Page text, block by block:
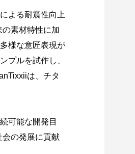
よる耐震性向上
素材特性に加
様な意匠表現が
プルを試作し、
は、チタ
可能な開発目
の発展に貢献